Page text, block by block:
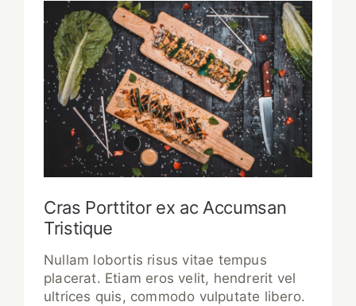
Cras Porttitor ex ac Accumsan
Tristique
Nullam lobortis risus vitae tempus
placerat. Etiam eros velit, hendrerit vel
ultrices quis, commodo vulputate libero.